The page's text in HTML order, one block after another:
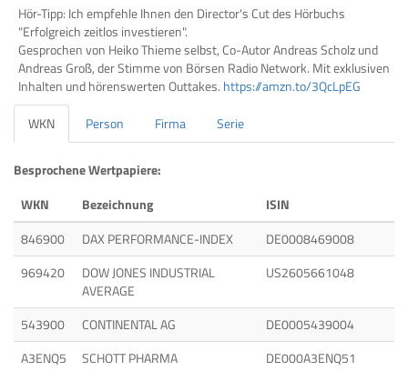
Hör-Tipp: Ich empfehle Ihnen den Director's Cut des Hörbuchs
"Erfolgreich zeitlos investieren".
Gesprochen von Heiko Thieme selbst, Co-Autor Andreas Scholz und
Andreas Groß, der Stimme von Börsen Radio Network. Mit exklusiven
Inhalten und hörenswerten Outtakes. https://amzn.to/3QcLpEG
WKN
Person Firma Serie
Besprochene Wertpapiere:
WKN
Bezeichnung
ISIN
846900
DAX PERFORMANCE-INDEX
DE0008469008
969420
DOW JONES INDUSTRIAL
AVERAGE
US2605661048
543900 CONTINENTAL AG
DE0005439004
A3ENQ5
SCHOTT PHARMA
DE000A3ENQ51